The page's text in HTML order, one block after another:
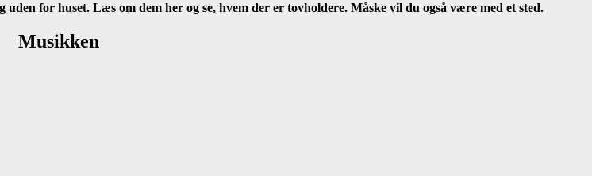
for huset. Læs om dem her og se, hvem der er tovholdere. Måske vil du også være med et sted.
Musikken